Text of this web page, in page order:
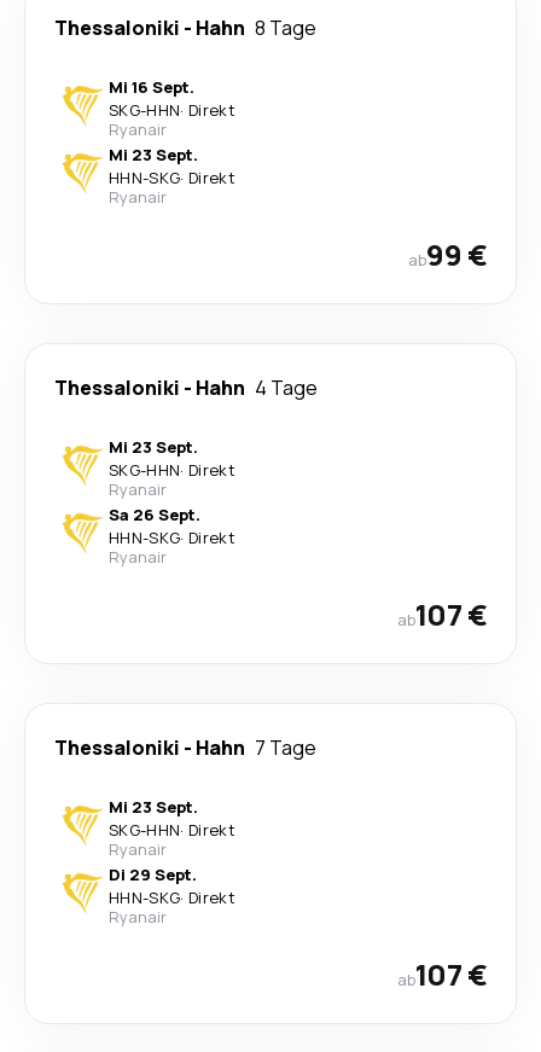
Thessaloniki - Hahn 8 Tage
Mi 16 Sept.
SKG-HHN· Direkt
Ryanair
Mi 23 Sept.
HHN-SKG· Direkt
Ryanair
ab99 €
Thessaloniki - Hahn 4 Tage
Mi 23 Sept.
SKG-HHN· Direkt
Ryanair
Sa 26 Sept.
HHN-SKG· Direkt
Ryanair
ab107 €
Thessaloniki - Hahn 7 Tage
Mi 23 Sept.
SKG-HHN· Direkt
Ryanair
Di 29 Sept.
HHN-SKG· Direkt
Ryanair
ab107 €